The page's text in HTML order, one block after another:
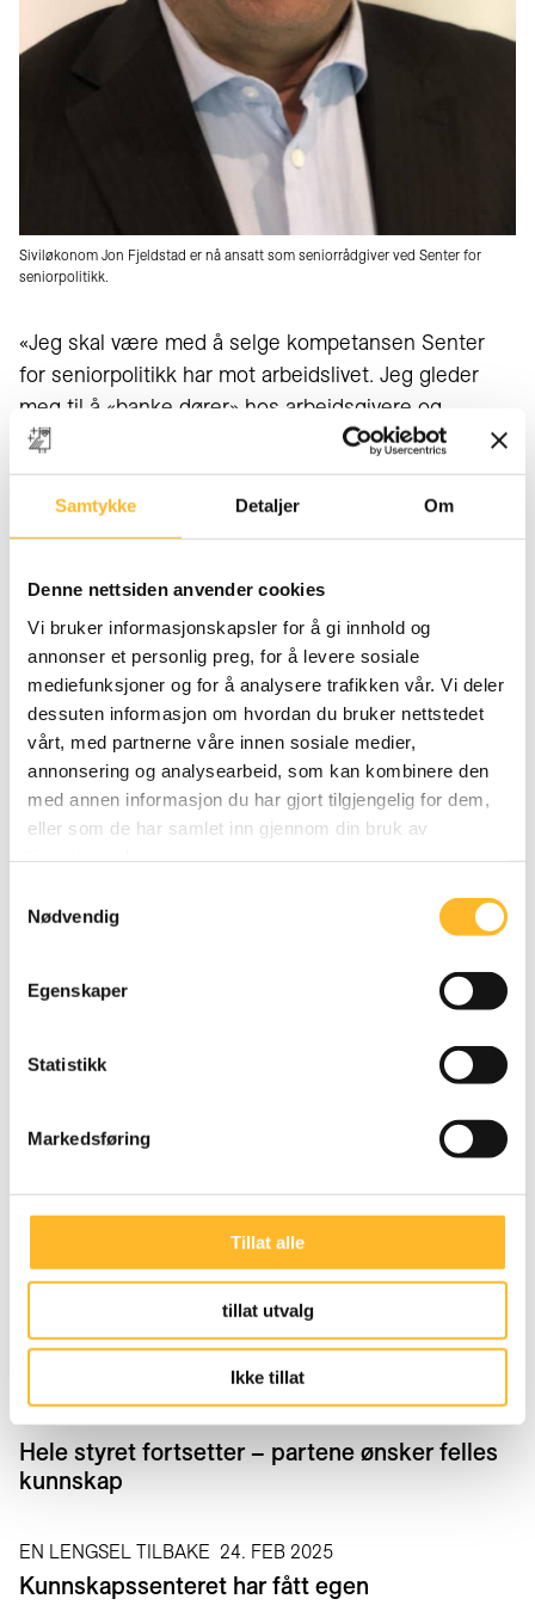
Samtykke Detaljer Om
Denne nettsiden anvender cookies
Vi bruker informasjonskapsler for å gi innhold og
annonser et personlig preg, for å levere sosiale
mediefunksjoner og for å analysere trafikken vår. Vi deler
dessuten informasjon om hvordan du bruker nettstedet
vårt, med partnerne våre innen sosiale medier,
annonsering og analysearbeid, som kan kombinere den
med annen informasjon du har gjort tilgjengelig for dem,
eller som de har samlet inn gjennom din bruk av
Nødvendig
Egenskaper
Statistikk
Markedsføring
Tillat alle
tillat utvalg
Ikke tillat
Siviløkonom Jon Fjeldstad er nå ansatt som seniorrådgiver ved Senter for
seniorpolitikk.
«Jeg skal være med å selge kompetansen Senter
for seniorpolitikk har mot arbeidslivet. Jeg gleder
meg til å «banke dører» hos arbeidsgivere og
tillitsvalgte,» sier Fjeldstad.
Kompetansesenter
Senter for seniorpolitikk (SSP) er et
kompetansesenter for arbeidslivet. Senteret
frembringer ny kunnskap om folk over 55 år i ulike
bransjer. De ansatte holder kurs og foredrag for
virksomheter rundt i landet og på digitale flater.
SSP vil bidra til at virksomhetene integrerer
seniorpolitikk i sin HR-strategi. «Når vi nå ansetter
Jon håper vi å nå enda lenger ut med budskapet vårt
om verdien av kompetanse og erfaring. Særlig i
urolige tider,» sier direktør Kari Østerud ved Senter
for seniorpolitikk.
Fjeldstad har tidligere jobbet med å hjelpe folk som
er utenfor arbeidslivet å komme inn igjen. Enten de
har vært utbrente eller trengt tilrettelegging. Han er
utdannet siviløkonom, og har jobbet med salg,
«Jeg gleder meg veldig til å være både læregutt og
spydspiss,» sier Fjeldstad.
Se mer om Jon på hans LinkedIn-profil her
Hele styret fortsetter – partene ønsker felles
kunnskap
EN LENGSEL TILBAKE 24. FEB 2025
Kunnskapssenteret har fått egen